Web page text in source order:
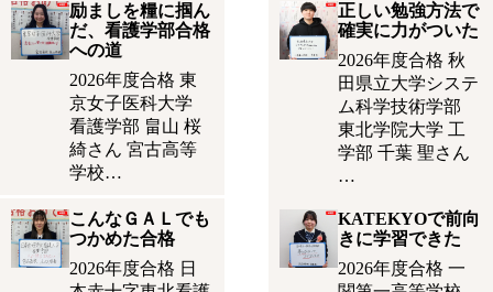
励ましを糧に掴ん
だ、看護学部合格
への道
2026年度合格 東
京女子医科大学
看護学部 畠山 桜
綺さん 宮古高等
学校…
正しい勉強方法で
確実に力がついた
2026年度合格 秋
田県立大学システ
ム科学技術学部
東北学院大学 工
学部 千葉 聖さん
…
こんなＧＡＬでも
つかめた合格
2026年度合格 日
KATEKYOで前向
きに学習できた
2026年度合格 一